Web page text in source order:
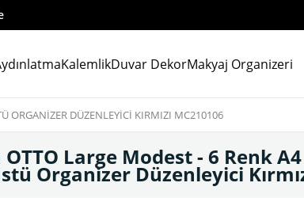
KalemlikDuvar DekorMakyaj Organizeri
ORGANIZER DÜZENLEYICI KIRMIZI MC210106
OTTO Large Modest - 6 Renk
Organizer Düzenleyici